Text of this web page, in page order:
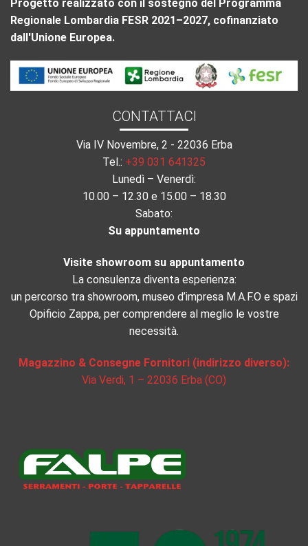
Progetto realizzato con il sostegno del Programma
Regionale Lombardia FESR 2021–2027, cofinanziato
dall'Unione Europea.
CONTATTACI
Via IV Novembre, 2 - 22036 Erba
Tel.: +39 031 641325
Lunedì – Venerdì:
10.00 – 12.30 e 15.00 – 18.30
Sabato:
Su appuntamento
Visite showroom su appuntamento
La consulenza diventa esperienza:
un percorso tra showroom, museo d’impresa M.A.F.O e spazi
Opificio Zappa, per comprendere al meglio le vostre
necessità.
Magazzino & Consegne Fornitori (indirizzo diverso):
Via Verdi, 1 – 22036 Erba (CO)